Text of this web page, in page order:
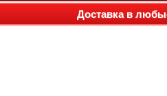
Доставка в